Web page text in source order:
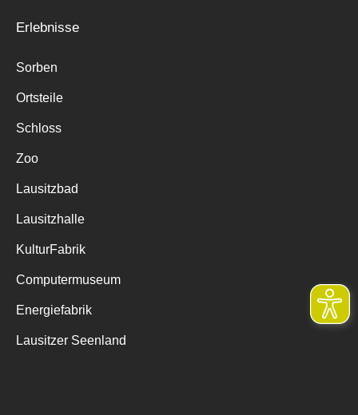
Erlebnisse
Sorben
Ortsteile
Schloss
Zoo
Lausitzbad
Lausitzhalle
KulturFabrik
Computermuseum
Energiefabrik
Lausitzer Seenland